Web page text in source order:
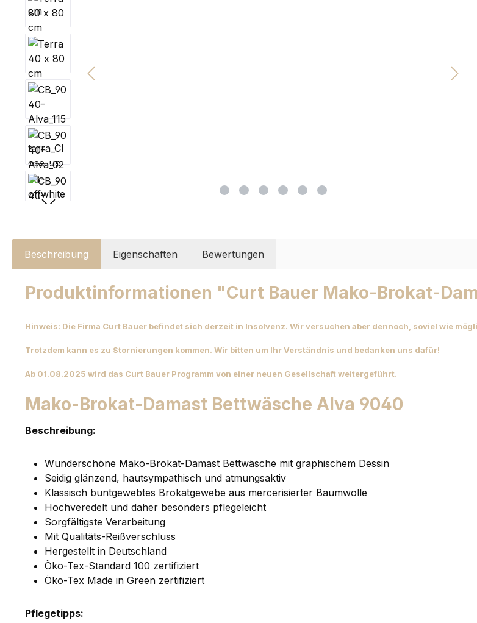
Beschreibung Eigenschaften Bewertungen
Produktinformationen "Curt Bauer Mako-Brokat-
Hinweis: Die Firma Curt Bauer befindet sich derzeit in Insolvenz. Wir versuchen aber dennoch, soviel wie
Trotzdem kann es zu Stornierungen kommen. Wir bitten um Ihr Verständnis und bedanken uns dafür!
Ab 01.08.2025 wird das Curt Bauer Programm von einer neuen Gesellschaft weitergeführt.
Mako-Brokat-Damast Bettwäsche Alva 9040
Beschreibung:
Wunderschöne Mako-Brokat-Damast Bettwäsche mit graphischem Dessin
Seidig glänzend, hautsympathisch und atmungsaktiv
Klassisch buntgewebtes Brokatgewebe aus mercerisierter Baumwolle
Hochveredelt und daher besonders pflegeleicht
Sorgfältigste Verarbeitung
Mit Qualitäts-Reißverschluss
Hergestellt in Deutschland
Öko-Tex-Standard 100 zertifiziert
Öko-Tex Made in Green zertifiziert
Pflegetipps: